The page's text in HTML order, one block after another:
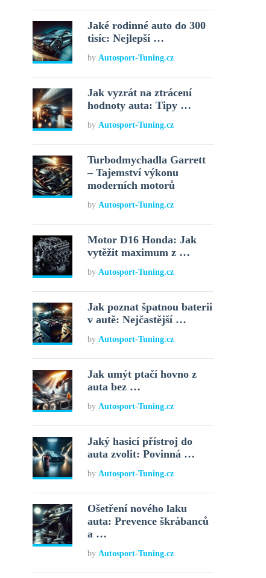
Jaké rodinné auto do 300
tisíc: Nejlepší …
byAutosport-Tuning.cz
Jak vyzrát na ztrácení
hodnoty auta: Tipy …
byAutosport-Tuning.cz
Turbodmychadla Garrett
– Tajemství výkonu
moderních motorů
byAutosport-Tuning.cz
Motor D16 Honda: Jak
vytěžit maximum z …
byAutosport-Tuning.cz
Jak poznat špatnou baterii
v autě: Nejčastější …
byAutosport-Tuning.cz
Jak umýt ptačí hovno z
auta bez …
byAutosport-Tuning.cz
Jaký hasicí přístroj do
auta zvolit: Povinná …
byAutosport-Tuning.cz
Ošetření nového laku
auta: Prevence škrábanců
a …
byAutosport-Tuning.cz